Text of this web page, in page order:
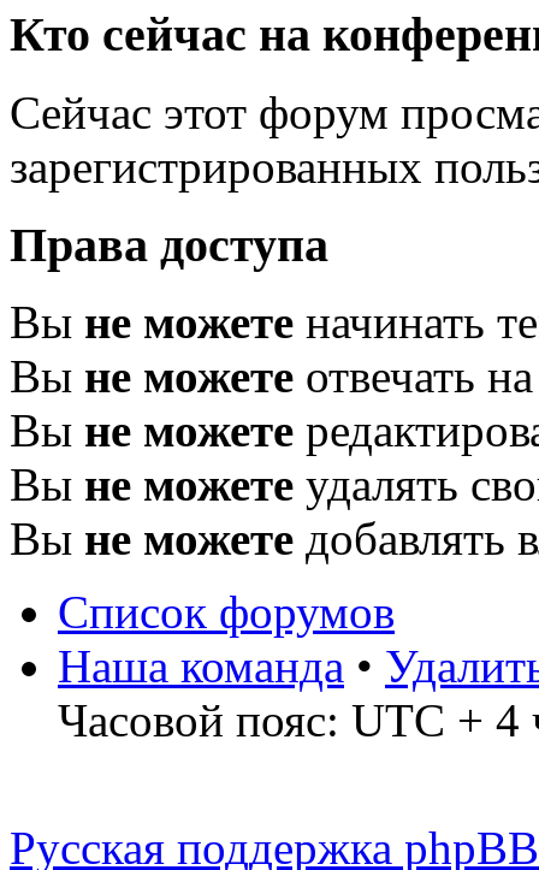
Кто сейчас на
Сейчас этот форум
зарегистрированных
Права доступа
Вы не можете начинать
Вы не можете отвечать
Вы не можете
Вы не можете удалять
Вы не можете добавлять
Список форумов
Наша команда •
Часовой пояс: UTC + 4
Русская поддержка phpBB